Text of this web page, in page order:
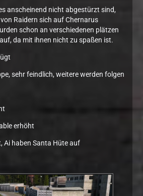
anscheinend nicht abgestürzt sind,
Raidern sich auf Chernarus
schon an verschiedenen plätzen
da mit ihnen nicht zu spaßen ist.
sehr feindlich, weitere werden folgen
erhöht
Ai haben Santa Hüte auf